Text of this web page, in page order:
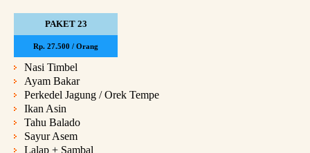
PAKET 23
Rp. 27.500 / Orang
Nasi Timbel
Ayam Bakar
Perkedel Jagung / Orek Tempe
Ikan Asin
Tahu Balado
Sayur Asem
Lalap + Sambal